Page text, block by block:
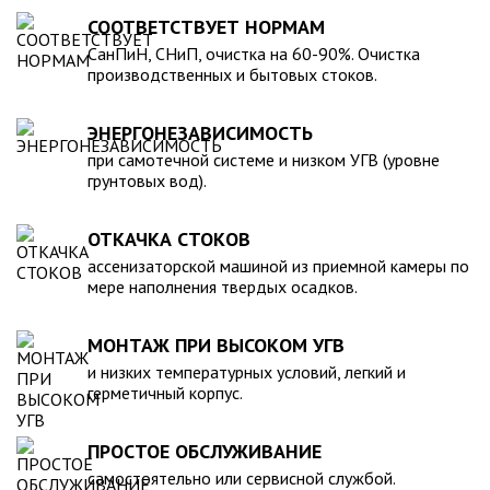
для машины. При подборе септика нужно рассчитать объем
стоков в зависимости от количества пользователей и
возможности залпового слива.
устойчивость к воздействию любых агрессивных веществ.
2. Возможность использования при больших перепадах
температуры, в том числе при очень низких в зимний
период. 3. Долговечность – срок эксплуатации исчисляется
устанавливается на подготовленном месте в течение
нескольких часов. 5. Простота обслуживания.В
ассортименте продукции, реализуемой нашей компанией –
пластиковые и стеклопластиковые изделия, изготовленные
в полном соответствии с Государственными стандартами,
санитарно-гигиеническими и другими нормативами.
СООТВЕТСТВУЕТ НОРМАМ
СанПиН, СНиП, очистка на 60-90%. Очистка
производственных и бытовых стоков.
ЭНЕРГОНЕЗАВИСИМОСТЬ
при самотечной системе и низком УГВ (уровне
грунтовых вод).
ОТКАЧКА СТОКОВ
ассенизаторской машиной из приемной камеры по
мере наполнения твердых осадков.
МОНТАЖ ПРИ ВЫСОКОМ УГВ
и низких температурных условий, легкий и
герметичный корпус.
ПРОСТОЕ ОБСЛУЖИВАНИЕ
самостоятельно или сервисной службой.